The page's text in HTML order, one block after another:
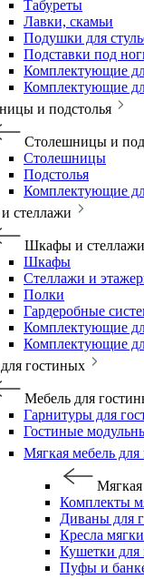
Табуреты
Лавки, скамьи
Подушки для
Подставки под
Комплектующие
Комплектующие
и подстолья
Столешницы и
Столешницы
Подстолья
Комплектующие
стеллажи
Шкафы и стеллажи
Шкафы
Стеллажи и
Полки
Гардеробные
Комплектующие
Комплектующие
гостиных
Мебель для
Гарнитуры для
Гостиные
Мягкая мебель
Комплекты
Диваны для
Кресла
Кушетки для
Пуфы и